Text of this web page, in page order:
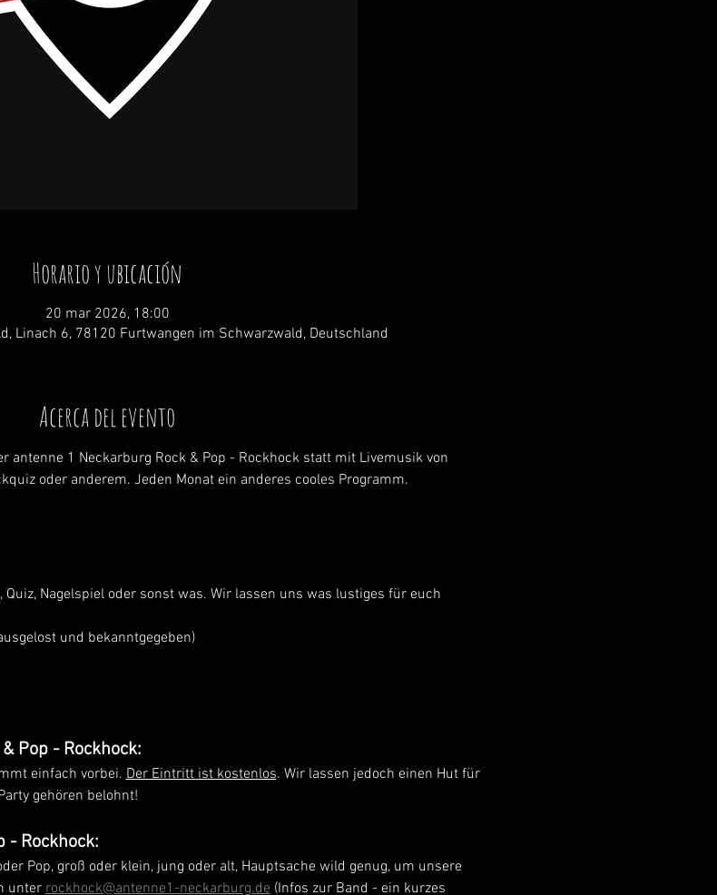
Horario y ubicación
20 mar 2026, 18:00
Linach 6, 78120 Furtwangen im Schwarzwald, Deutschland
Acerca del evento
1 Neckarburg Rock & Pop - Rockhock statt mit Livemusik von
oder anderem. Jeden Monat ein anderes cooles Programm.
Nagelspiel oder sonst was. Wir lassen uns was lustiges für euch
und bekanntgegeben)
Pop - Rockhock:
einfach vorbei. Der Eintritt ist kostenlos. Wir lassen jedoch einen Hut für
gehören belohnt!
- Rockhock:
Pop, groß oder klein, jung oder alt, Hauptsache wild genug, um unsere
unter rockhock@antenne1-neckarburg.de (Infos zur Band - ein kurzes